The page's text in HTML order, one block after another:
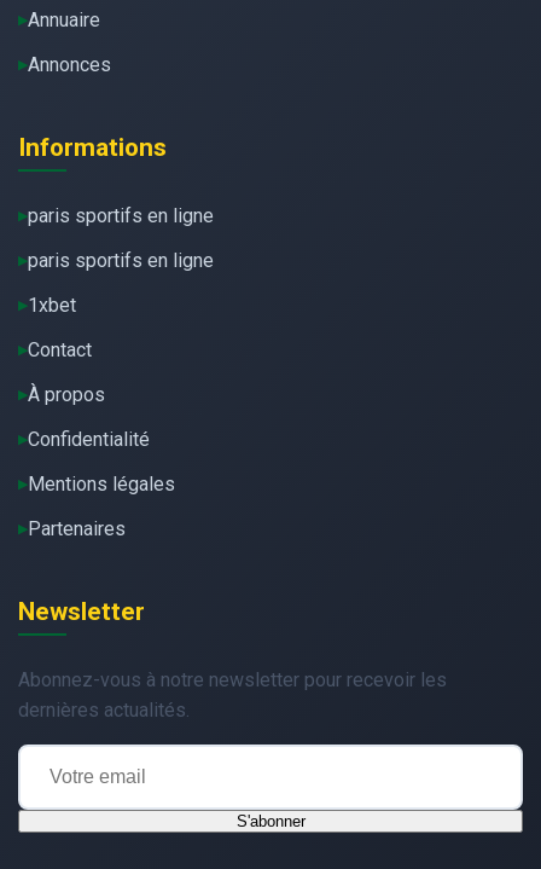
Annuaire
Annonces
Informations
paris sportifs en ligne
paris sportifs en ligne
1xbet
Contact
À propos
Confidentialité
Mentions légales
Partenaires
Newsletter
Abonnez-vous à notre newsletter pour recevoir les
dernières actualités.
S'abonner